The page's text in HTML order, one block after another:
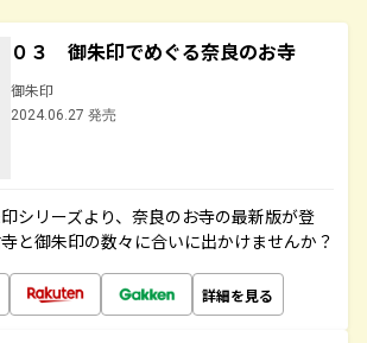
０３ 御朱印でめぐる奈良のお寺
御朱印
2024.06.27 発売
シリーズより、奈良のお寺の最新版が登
と御朱印の数々に合いに出かけませんか？
詳細を見る